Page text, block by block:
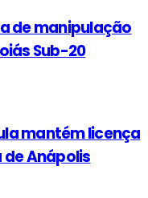
de manipulação
Sub-20
mantém licença
Anápolis